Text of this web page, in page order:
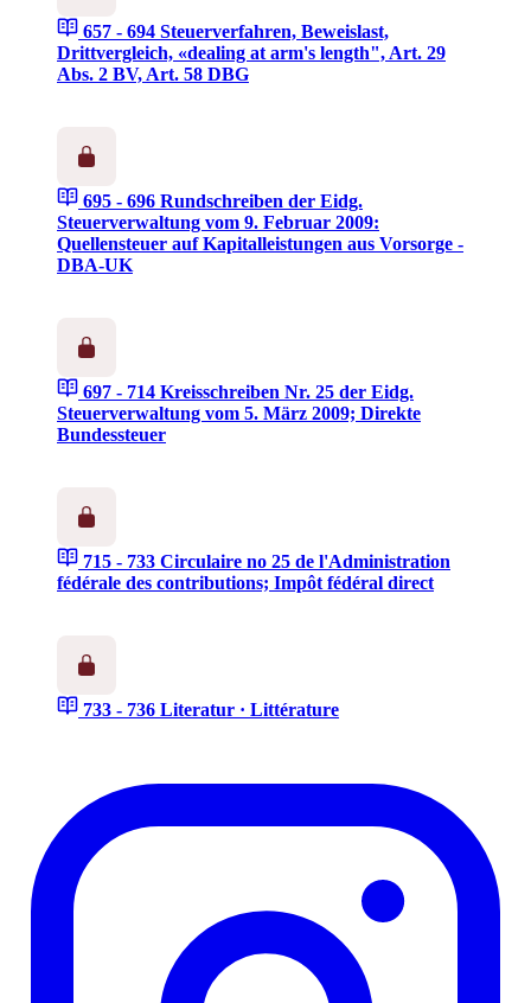
657 - 694 Steuerverfahren, Beweislast,
Drittvergleich, «dealing at arm's length", Art. 29
Abs. 2 BV, Art. 58 DBG
695 - 696 Rundschreiben der Eidg.
Steuerverwaltung vom 9. Februar 2009:
Quellensteuer auf Kapitalleistungen aus Vorsorge -
DBA-UK
697 - 714 Kreisschreiben Nr. 25 der Eidg.
Steuerverwaltung vom 5. März 2009; Direkte
Bundessteuer
715 - 733 Circulaire no 25 de l'Administration
fédérale des contributions; Impôt fédéral direct
733 - 736 Literatur · Littérature